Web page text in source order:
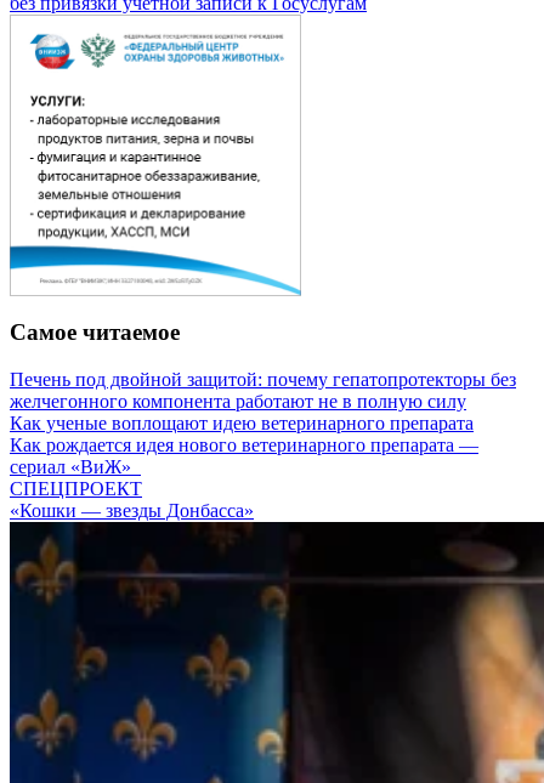
Самое читаемое
Печень под двойной защитой: почему гепатопротекторы без
желчегонного компонента работают не в полную силу
Как ученые воплощают идею ветеринарного препарата
Как рождается идея нового ветеринарного препарата —
сериал «ВиЖ»
СПЕЦПРОЕКТ
«Кошки — звезды Донбасса»